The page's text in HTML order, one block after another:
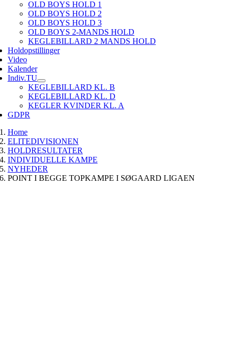
OLD BOYS HOLD 1
OLD BOYS HOLD 2
OLD BOYS HOLD 3
OLD BOYS 2-MANDS HOLD
KEGLEBILLARD 2 MANDS HOLD
Holdopstillinger
Video
Kalender
Indiv.TU
KEGLEBILLARD KL. B
KEGLEBILLARD KL. D
KEGLER KVINDER KL. A
GDPR
Home
ELITEDIVISIONEN
HOLDRESULTATER
INDIVIDUELLE KAMPE
NYHEDER
POINT I BEGGE TOPKAMPE I SØGAARD LIGAEN